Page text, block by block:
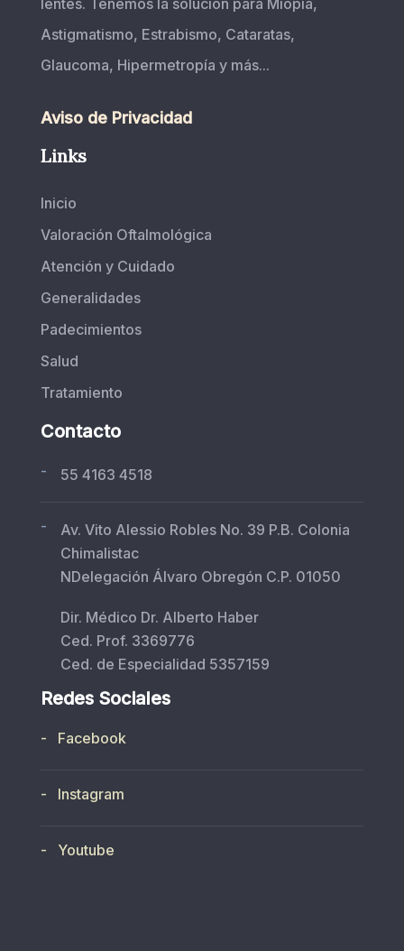
Astigmatismo, Estrabismo, Cataratas,
Glaucoma, Hipermetropía y más...
Aviso de Privacidad
Links
Inicio
Valoración Oftalmológica
Atención y Cuidado
Generalidades
Padecimientos
Salud
Tratamiento
Contacto
- 55 4163 4518
-
Av. Vito Alessio Robles No. 39 P.B. Colonia
Chimalistac
NDelegación Álvaro Obregón C.P. 01050
Dir. Médico Dr. Alberto Haber
Ced. Prof. 3369776
Ced. de Especialidad 5357159
Redes Sociales
- Facebook
- Instagram
- Youtube